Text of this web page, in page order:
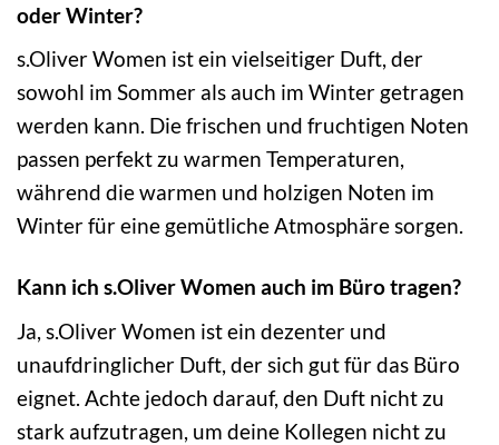
oder Winter?
s.Oliver Women ist ein vielseitiger Duft, der
sowohl im Sommer als auch im Winter getragen
werden kann. Die frischen und fruchtigen Noten
passen perfekt zu warmen Temperaturen,
während die warmen und holzigen Noten im
Winter für eine gemütliche Atmosphäre sorgen.
Kann ich s.Oliver Women auch im Büro tragen?
Ja, s.Oliver Women ist ein dezenter und
unaufdringlicher Duft, der sich gut für das Büro
eignet. Achte jedoch darauf, den Duft nicht zu
stark aufzutragen, um deine Kollegen nicht zu